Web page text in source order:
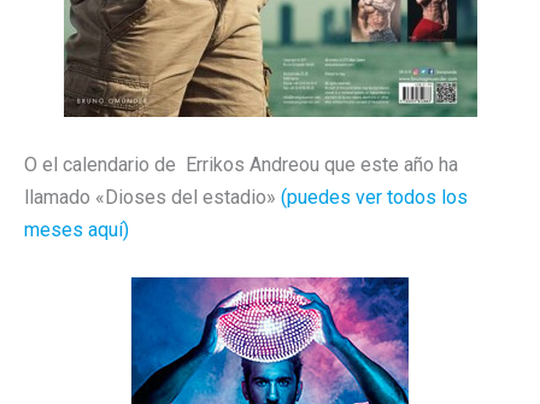
O el calendario de Errikos Andreou que este año ha
llamado «Dioses del estadio» (puedes ver todos los
meses aquí)